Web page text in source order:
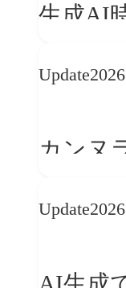
生成AI
学ぶ「
Update
カンヌ
──「優
Update
AI生成